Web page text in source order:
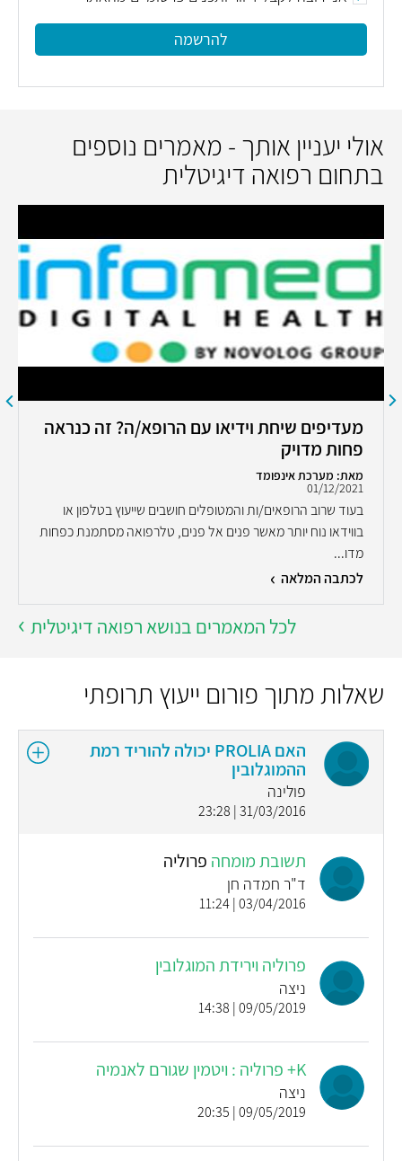
להרשמה
אולי יעניין אותך - מאמרים נוספים
בתחום רפואה דיגיטלית
מעדיפים שיחת וידיאו עם הרופא/ה? זה כנראה
פחות מדויק
מאת: מערכת אינפומד
01/12/2021
בעוד שרוב הרופאים/ות והמטופלים חושבים שייעוץ בטלפון או
בווידאו נוח יותר מאשר פנים אל פנים, טלרפואה מסתמנת כפחות
מדו...
לכתבה המלאה
לכל המאמרים בנושא רפואה דיגיטלית
שאלות מתוך פורום ייעוץ תרופתי
האם PROLIA יכולה להוריד רמת
ההמוגלובין
פולינה
31/03/2016 | 23:28
תשובת מומחה פרוליה
ד"ר חמדה חן
03/04/2016 | 11:24
פרוליה וירידת המוגלובין
ניצה
09/05/2019 | 14:38
K+ פרוליה : ויטמין שגורם לאנמיה
ניצה
09/05/2019 | 20:35